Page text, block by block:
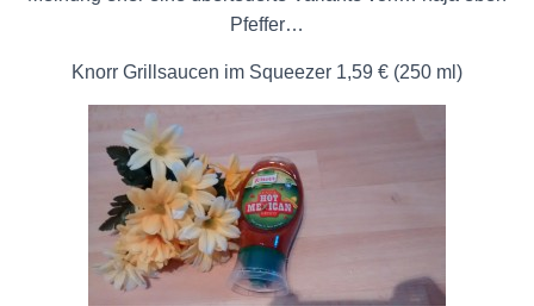
Pfeffer…
Knorr Grillsaucen im Squeezer 1,59 € (250 ml)